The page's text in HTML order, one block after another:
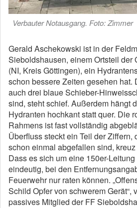
Verbauter Notausgang. Foto: Zimmer
Gerald Aschekowski ist in der
Sieboldshausen, einem Ortsteil der
(NI, Kreis Göttingen), ein
schon bessere Zeiten gesehen hat.
auch drei blaue Schieber-
sind, steht schief. Außerdem hängt
Hydranten hochkant statt quer. Die
Rahmens ist fast vollständig
Überfluss steckt ein Teil der
schon einmal abgefallen sind,
Dass es sich um eine 150er-
eindeutig, bei den
Feuerwehr nur raten können.
Schild Opfer von schwerem Gerät“,
passives Mitglied der FF